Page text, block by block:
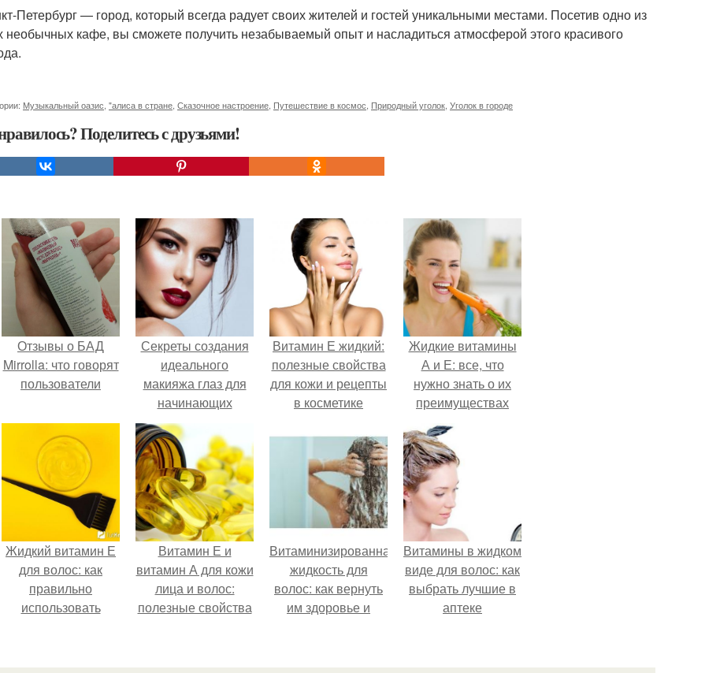
Петербург — город, который всегда радует своих жителей и гостей уникальными местами. Посетив одно из
необычных кафе, вы сможете получить незабываемый опыт и насладиться атмосферой этого красивого
Музыкальный оазис "алиса в стране Сказочное настроение Путешествие в космос Природный уголок Уголок в городе
Поделитесь с друзьями!
Отзывы о БАД
Mirrolla: что говорят
пользователи
Секреты создания
идеального
макияжа глаз для
начинающих
Витамин Е жидкий:
полезные свойства
для кожи и рецепты
в косметике
Жидкие витамины
А и Е: все, что
нужно знать о их
преимуществах
Жидкий витамин Е
для волос: как
правильно
использовать
Витамин Е и
витамин А для кожи
лица и волос:
полезные свойства
Витаминизированная
жидкость для
волос: как вернуть
им здоровье и
Витамины в жидком
виде для волос: как
выбрать лучшие в
аптеке